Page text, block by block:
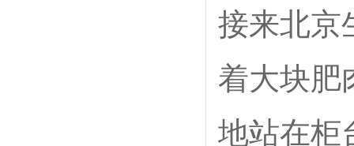
接来北京
着大块肥
地站在柜